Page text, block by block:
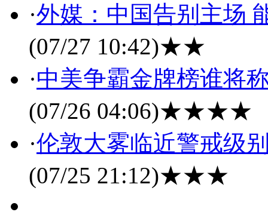
·外媒：中国告别主场
(07/27 10:42)★★
·中美争霸金牌榜谁将
(07/26 04:06)★★★★
·伦敦大雾临近警戒级
(07/25 21:12)★★★